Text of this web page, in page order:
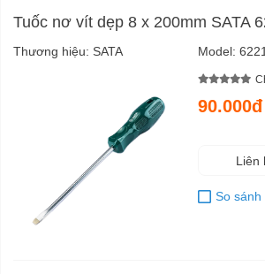
Tuốc nơ vít dẹp 8 x 200mm SATA
Thương hiệu: SATA Model:
90.000đ
Liên
So sánh